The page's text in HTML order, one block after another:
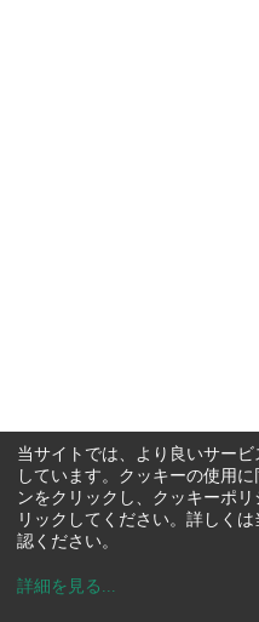
当サイトでは、より良いサー
しています。クッキーの使用
ンをクリックし、クッキーポ
リックしてください。詳しく
認ください。
詳細を見る ...